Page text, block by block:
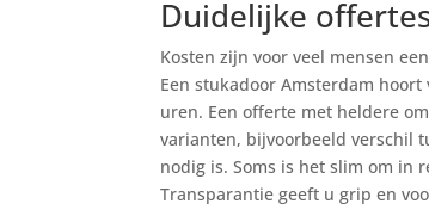
Duidelijke
Kosten zijn voor veel mensen
Een stukadoor Amsterdam
uren. Een offerte met heldere
varianten, bijvoorbeeld verschil
nodig is. Soms is het slim om in
Transparantie geeft u grip en